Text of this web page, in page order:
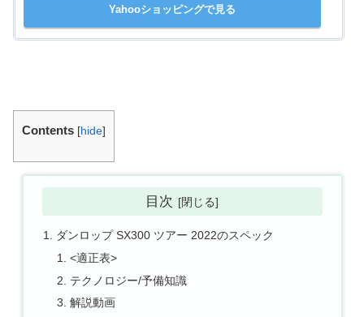
Yahooショッピングで見る
Contents [hide]
目次
ダンロップ SX300 ツアー 2022のスペック
<適正表>
テクノロジー/予備知識
解説動画